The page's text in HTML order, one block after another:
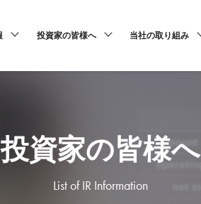
投資家の皆様へ 当社の取り組み
投資家の皆様へ
List of IR Information